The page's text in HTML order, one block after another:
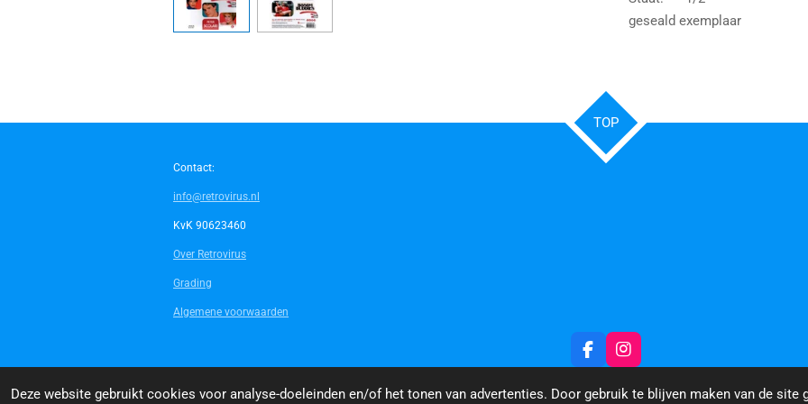
Deze website gebruikt cookies voor analyse-doeleinden en/of het tonen van advertenties. Door gebruik te blijven maken van de site
geseald exemplaar
TOP
Contact:
info@retrovirus.nl
KvK 90623460
Over Retrovirus
Grading
Algemene voorwaarden
F
a
c
I
n
s